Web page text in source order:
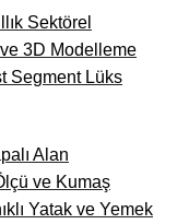
Sektörel
3D Modelleme
Segment Lüks
Alan
ve Kumaş
Yatak ve Yemek